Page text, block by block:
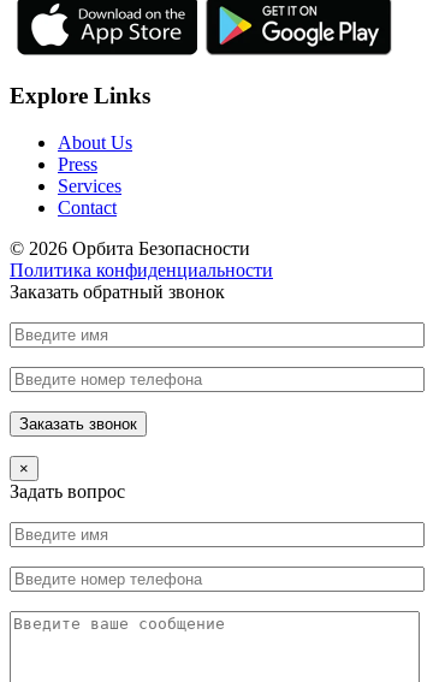
Explore Links
About Us
Press
Services
Contact
© 2026 Орбита Безопасности
Политика конфиденциальности
Заказать обратный звонок
×
Задать вопрос